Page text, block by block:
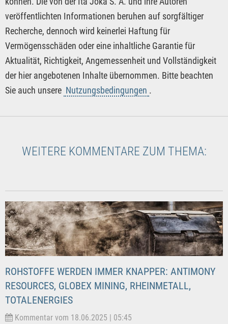
veröffentlichten Informationen beruhen auf sorgfältiger
Recherche, dennoch wird keinerlei Haftung für
Vermögensschäden oder eine inhaltliche Garantie für
Aktualität, Richtigkeit, Angemessenheit und Vollständigkeit
der hier angebotenen Inhalte übernommen. Bitte beachten
Sie auch unsere Nutzungsbedingungen .
WEITERE KOMMENTARE ZUM THEMA:
ROHSTOFFE WERDEN IMMER KNAPPER: ANTIMONY
RESOURCES, GLOBEX MINING, RHEINMETALL,
TOTALENERGIES
Kommentar vom 18.06.2025 | 05:45